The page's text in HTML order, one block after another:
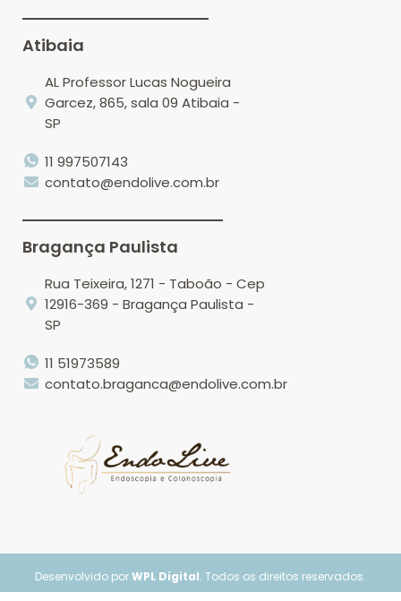
Atibaia
AL Professor Lucas Nogueira
Garcez, 865, sala 09 Atibaia -
SP
11 997507143
contato@endolive.com.br
Bragança Paulista
Rua Teixeira, 1271 - Taboão - Cep
12916-369 - Bragança Paulista -
SP
11 51973589
contato.braganca@endolive.com.br
Desenvolvido porWPL Digital. Todos os direitos reservados.